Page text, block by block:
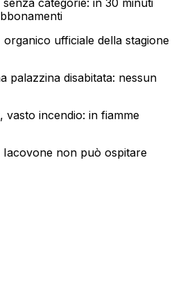
organico ufficiale della stagione
palazzina disabitata: nessun
vasto incendio: in fiamme
Iacovone non può ospitare